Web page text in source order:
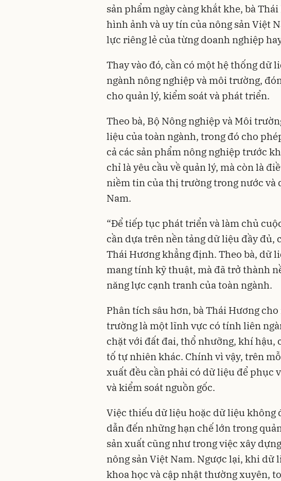
sản phẩm ngày càng khắt khe, bà
hình ảnh và uy tín của nông sản Việt
lực riêng lẻ của từng doanh nghiệp
Thay vào đó, cần có một hệ thống dữ
ngành nông nghiệp và môi trường,
cho quản lý, kiểm soát và phát triển.
Theo bà, Bộ Nông nghiệp và Môi
liệu của toàn ngành, trong đó cho
cả các sản phẩm nông nghiệp trước
chỉ là yêu cầu về quản lý, mà còn là
niềm tin của thị trường trong nước và
Nam.
“Để tiếp tục phát triển và làm chủ
cần dựa trên nền tảng dữ liệu đầy đủ,
Thái Hương khẳng định. Theo bà, dữ
mang tính kỹ thuật, mà đã trở thành
năng lực cạnh tranh của toàn ngành.
Phân tích sâu hơn, bà Thái Hương
trường là một lĩnh vực có tính liên
chặt với đất đai, thổ nhưỡng, khí hậu,
tố tự nhiên khác. Chính vì vậy, trên
xuất đều cần phải có dữ liệu để phục
và kiểm soát nguồn gốc.
Việc thiếu dữ liệu hoặc dữ liệu không
dẫn đến những hạn chế lớn trong
sản xuất cũng như trong việc xây
nông sản Việt Nam. Ngược lại, khi dữ
khoa học và cập nhật thường xuyên,